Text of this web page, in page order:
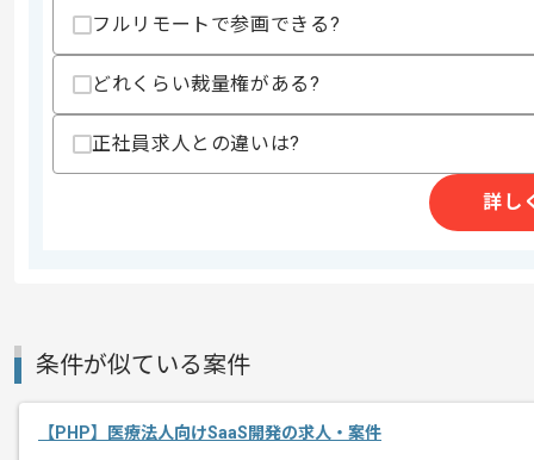
・Git等バージョン管理ツールを用いた
・広告、マーケティング関連サービスの
・アプリケーション開発要件定義、設計
※ステークホルダーとの調整業務も含
・3〜5人程度の開発チームのリーディ
・Redmine、JIRAなどのチケット管理
精算・お支払い
フルリモートで参画できる?
どれくらい裁量権がある?
正社員求人との違いは?
詳し
条件が似ている案件
【PHP】医療法人向けSaaS開発の求人・案件